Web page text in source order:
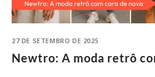
27 DE SETEMBRO DE 2025
Newtro: A moda retrô